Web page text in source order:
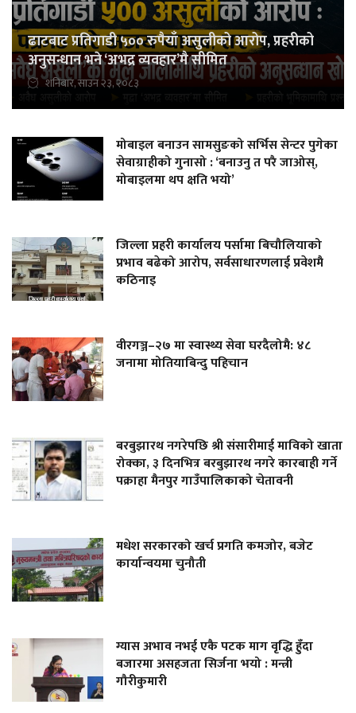
ढाटबाट प्रतिगाडी ५०० रुपैयाँ असुलीको आरोप, प्रहरीको
अनुसन्धान भने ‘अभद्र व्यवहार’मै सीमित
शनिबार, साउन २३, २०८३
मोबाइल बनाउन सामसुङको सर्भिस सेन्टर पुगेका
सेवाग्राहीको गुनासो : ‘बनाउनु त परै जाओस्,
मोबाइलमा थप क्षति भयो’
जिल्ला प्रहरी कार्यालय पर्सामा बिचौलियाको
प्रभाव बढेको आरोप, सर्वसाधारणलाई प्रवेशमै
कठिनाइ
वीरगञ्ज–२७ मा स्वास्थ्य सेवा घरदैलोमै: ४८
जनामा मोतियाबिन्दु पहिचान
बरबुझारथ नगरेपछि श्री संसारीमाई माविको खाता
रोक्का, ३ दिनभित्र बरबुझारथ नगरे कारबाही गर्ने
पक्राहा मैनपुर गाउँपालिकाको चेतावनी
मधेश सरकारको खर्च प्रगति कमजोर, बजेट
कार्यान्वयमा चुनौती
ग्यास अभाव नभई एकै पटक माग वृद्धि हुँदा
बजारमा असहजता सिर्जना भयो : मन्त्री
गौरीकुमारी